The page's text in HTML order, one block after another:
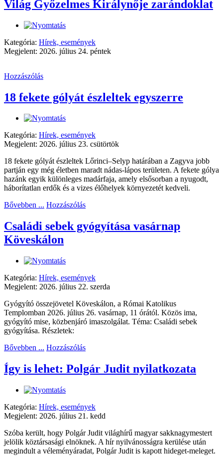
Világ Győzelmes Királynője zarándoklat
Kategória: Hírek, események
Megjelent: 2026. július 24. péntek
Hozzászólás
18 fekete gólyát észleltek egyszerre
Kategória: Hírek, események
Megjelent: 2026. július 23. csütörtök
18 fekete gólyát észleltek Lőrinci–Selyp határában a Zagyva jobb
partján egy még életben maradt nádas-lápos területen. A fekete gólya
hazánk egyik különleges madárfaja, amely elsősorban a nyugodt,
háborítatlan erdők és a vizes élőhelyek környezetét kedveli.
Bővebben ... Hozzászólás
Családi sebek gyógyítása vasárnap
Köveskálon
Kategória: Hírek, események
Megjelent: 2026. július 22. szerda
Gyógyító összejövetel Köveskálon, a Római Katolikus
Templomban 2026. július 26. vasárnap, 11 órától. Közös ima,
gyógyító mise, közbenjáró imaszolgálat. Téma: Családi sebek
gyógyítása. Részletek:
Bővebben ... Hozzászólás
Így is lehet: Polgár Judit nyilatkozata
Kategória: Hírek, események
Megjelent: 2026. július 21. kedd
Szóba került, hogy Polgár Judit világhírű magyar sakknagymestert
jelölik köztársasági elnöknek. A hír nyilvánosságra kerülése után
megindult a véleményáradat, Polgár Judit is kapott hideget-meleget.